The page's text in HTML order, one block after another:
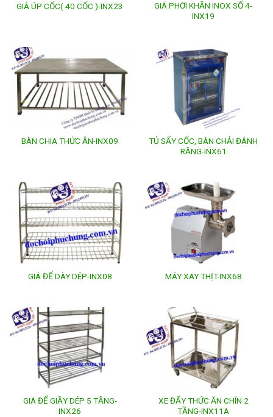
GIÁ ÚP CỐC( 40 CỐC )-INX23
GIÁ PHƠI KHĂN INOX SỐ 4-
INX19
BÀN CHIA THỨC ĂN-INX09
TỦ SẤY CỐC, BÀN CHẢI ĐÁNH
RĂNG-INX61
GIÁ ĐỂ DÀY DÉP-INX08 MÁY XAY THỊT-INX68
GIÁ ĐỂ GIẦY DÉP 5 TẦNG-
INX26
XE ĐẨY THỨC ĂN CHÍN 2
TẦNG-INX11A